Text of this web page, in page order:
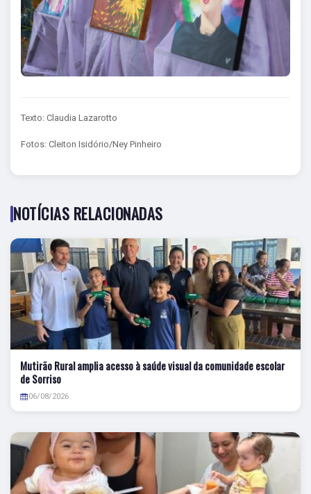
Texto: Claudia Lazarotto
Fotos: Cleiton Isidório/Ney Pinheiro
NOTÍCIAS RELACIONADAS
Mutirão Rural amplia acesso à saúde visual da comunidade escolar
de Sorriso
06/08/2026